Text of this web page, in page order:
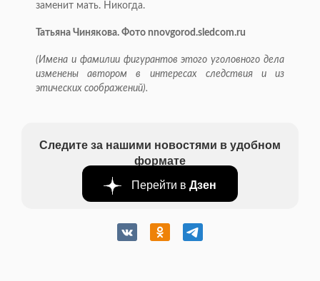
заменит мать. Никогда.
Татьяна Чинякова. Фото nnovgorod.sledcom.ru
(Имена и фамилии фигурантов этого уголовного дела
изменены автором в интересах следствия и из
этических соображений).
Следите за нашими новостями в удобном
формате
Перейти в Дзен